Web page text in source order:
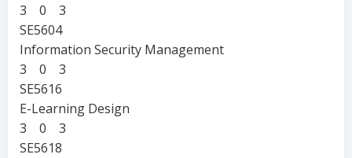
3 0 3
SE5604
Information Security Management
3 0 3
SE5616
E-Learning Design
3 0 3
SE5618